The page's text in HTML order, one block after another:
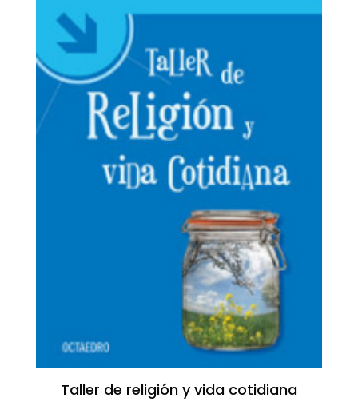
Taller de religión y vida cotidiana